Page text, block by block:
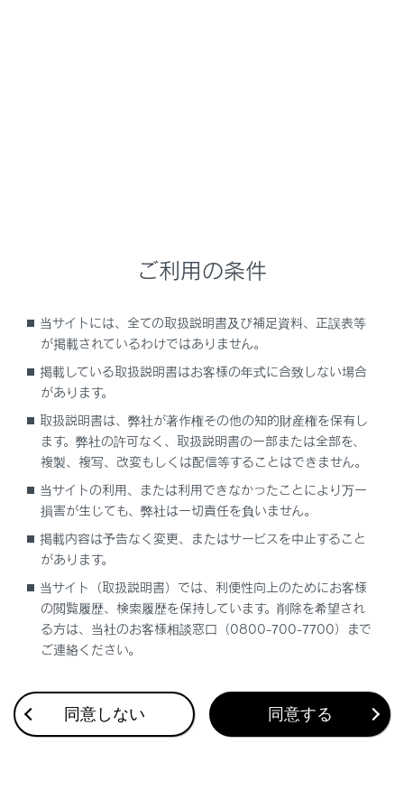
RCTA（リヤクロストラフィックアラート）の
RCTAの機能
RCTAの設定を変更する
合わせて見られているページ
低速時に障害物との接近を検知してブレーキをかける
最適な車間距離を保って追従走行する
このページは役に立ちましたか？
ご利用の条件
当サイトには、全ての取扱説明書及び補足資料、正誤表等
が掲載されているわけではありません。
掲載している取扱説明書はお客様の年式に合致しない場合
があります。
取扱説明書は、弊社が著作権その他の知的財産権を保有し
ます。弊社の許可なく、取扱説明書の一部または全部を、
複製、複写、改変もしくは配信等することはできません。
当サイトの利用、または利用できなかったことにより万一
損害が生じても、弊社は一切責任を負いません。
掲載内容は予告なく変更、またはサービスを中止すること
があります。
当サイト（取扱説明書）では、利便性向上のためにお客様
の閲覧履歴、検索履歴を保持しています。削除を希望され
る方は、当社のお客様相談窓口（0800-700-7700）まで
ご連絡ください。
同意しない 同意する